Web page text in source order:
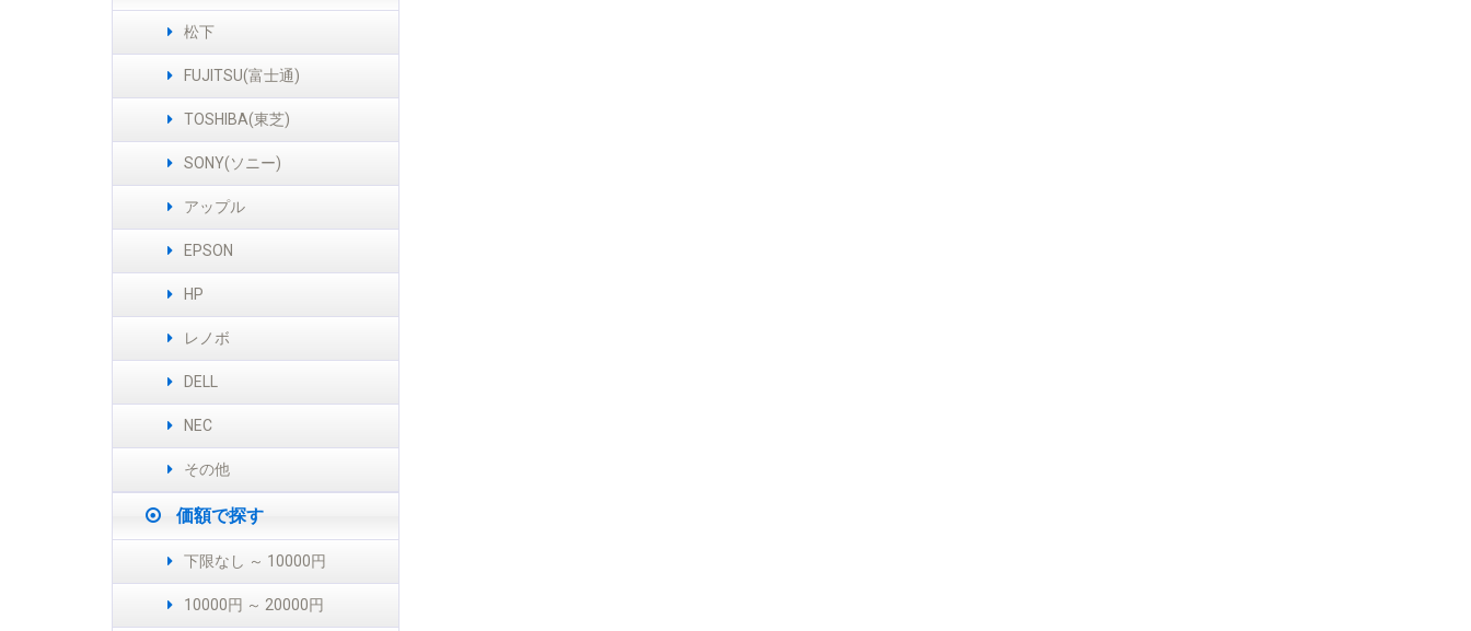
松下
FUJITSU(富士通)
TOSHIBA(東芝)
SONY(ソニー)
アップル
EPSON
HP
レノボ
DELL
NEC
その他
価額で探す
下限なし ～ 10000円
10000円 ～ 20000円